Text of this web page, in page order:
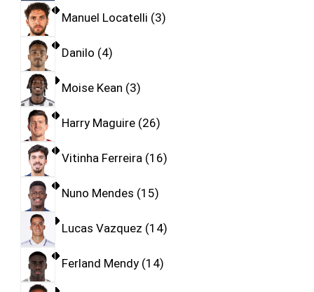
Manuel Locatelli 3
Danilo 4
Moise Kean 3
Harry Maguire 26
Vitinha Ferreira 16
Nuno Mendes 15
Lucas Vazquez 14
Ferland Mendy 14